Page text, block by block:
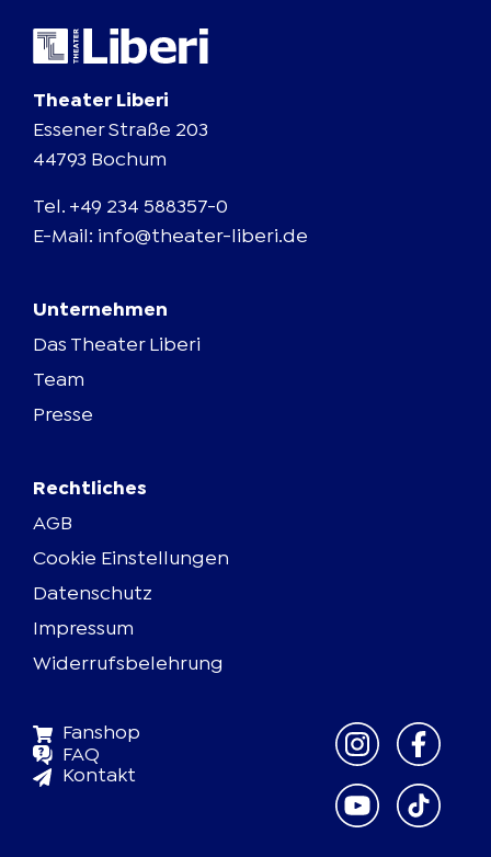
Theater Liberi
Essener Straße 203
44793 Bochum
Tel. +49 234 588357-0
E-Mail: info@theater-liberi.de
Unternehmen
Das Theater Liberi
Team
Presse
Rechtliches
AGB
Cookie Einstellungen
Datenschutz
Impressum
Widerrufsbelehrung
Fanshop
FAQ
Kontakt